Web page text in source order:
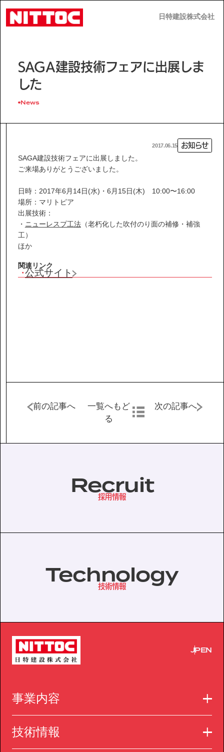
日特建設株式会社
日特建設株式会社
事業内容
技術情報
企業情報
IR情報
サステナビリティ
営業カタログダウンロード
協力会社の皆様へ
個人情報等保護ポリシー
サイトマップ
SAGA建設技術フェアに出展しま
した
News
2017.06.15 お知らせ
SAGA建設技術フェアに出展しました。
ご来場ありがとうございました。
日時：2017年6月14日(水)・6月15日(木) 10:00〜16:00
場所：マリトピア
出展技術：
・ ニューレスプ工法（老朽化した吹付のり面の補修・補強
工）
ほか
関連リンク
公式サイト
前の記事へ
一覧へもど
る
次の記事へ
Recruit
採用情報
Technology
技術情報
JPEN
事業内容
技術情報